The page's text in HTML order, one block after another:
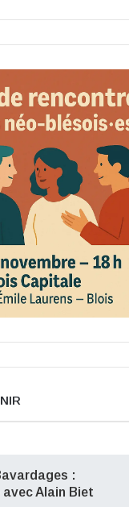
:
Alain Biet